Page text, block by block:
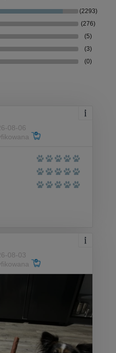
(2293)
(276)
(5)
(3)
(0)
08-06
08-03